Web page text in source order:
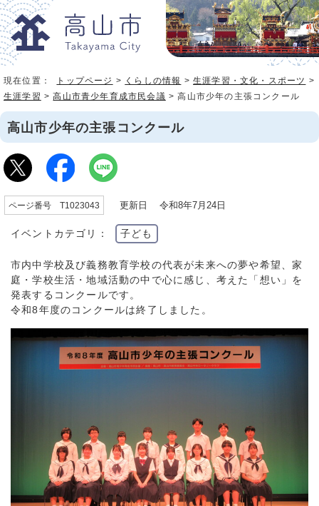
現在位置： トップページ > くらしの情報 >生涯学習・文化・スポーツ >
生涯学習 >高山市青少年育成市民会議 > 高山市少年の主張コンクール
高山市少年の主張コンクール
ページ番号 T1023043 更新日 令和8年7月24日
イベントカテゴリ： 子ども
市内中学校及び義務教育学校の代表が未来への夢や希望、家
庭・学校生活・地域活動の中で心に感じ、考えた「想い」を
発表するコンクールです。
令和8年度のコンクールは終了しました。